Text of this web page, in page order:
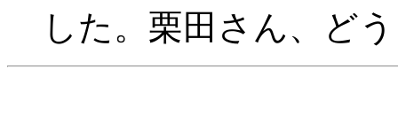
した。栗田さん、ど